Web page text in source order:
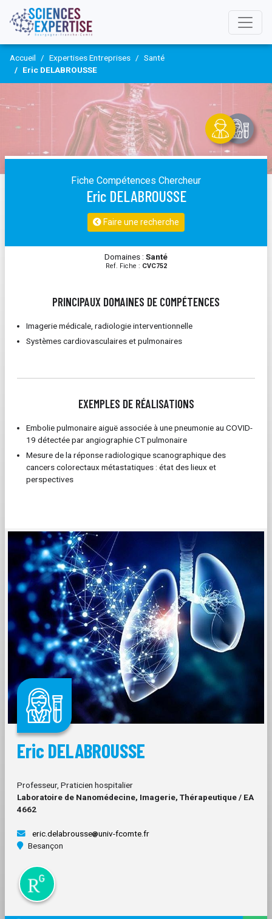
Accueil Expertises Entreprises
Santé
Eric DELABROUSSE
Fiche Compétences Chercheur
Eric DELABROUSSE
Faire une recherche
Domaines : Santé
Ref. Fiche : CVC752
PRINCIPAUX DOMAINES DE COMPÉTENCES
Imagerie médicale, radiologie interventionnelle
Systèmes cardiovasculaires et pulmonaires
EXEMPLES DE RÉALISATIONS
Embolie pulmonaire aiguë associée à une pneumonie au COVID-
19 détectée par angiographie CT pulmonaire
Mesure de la réponse radiologique scanographique des
cancers colorectaux métastatiques : état des lieux et
perspectives
Eric DELABROUSSE
Professeur, Praticien hospitalier
Laboratoire de Nanomédecine, Imagerie, Thérapeutique / EA
4662
eric.delabrousse
univ-fcomte.fr
Besançon